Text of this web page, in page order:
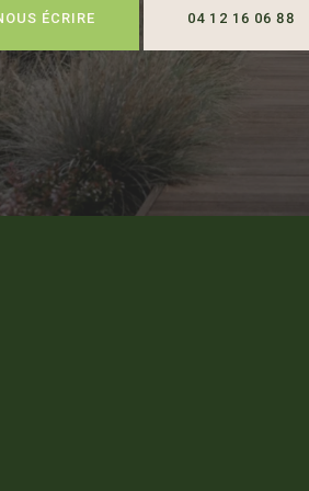
NOUS ÉCRIRE 04 12 16 06 88